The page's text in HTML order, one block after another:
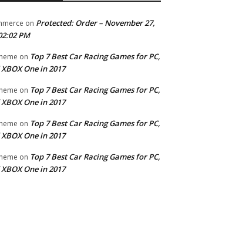
on Protected: Order – November 27,
PM
on Top 7 Best Car Racing Games for PC,
One in 2017
on Top 7 Best Car Racing Games for PC,
One in 2017
on Top 7 Best Car Racing Games for PC,
One in 2017
on Top 7 Best Car Racing Games for PC,
One in 2017